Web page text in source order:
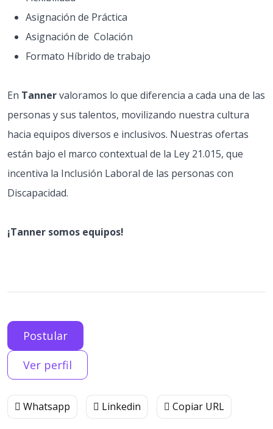
Asignación de Práctica
Asignación de Colación
Formato Híbrido de trabajo
En Tannervaloramos lo que diferencia a cada una de las
personas y sus talentos, movilizando nuestra cultura
hacia equipos diversos e inclusivos. Nuestras ofertas
están bajo el marco contextual de la Ley 21.015, que
incentiva la Inclusión Laboral de las personas con
Discapacidad.
¡Tanner somos equipos!
Postular
Ver perfil
Whatsapp Linkedin Copiar URL